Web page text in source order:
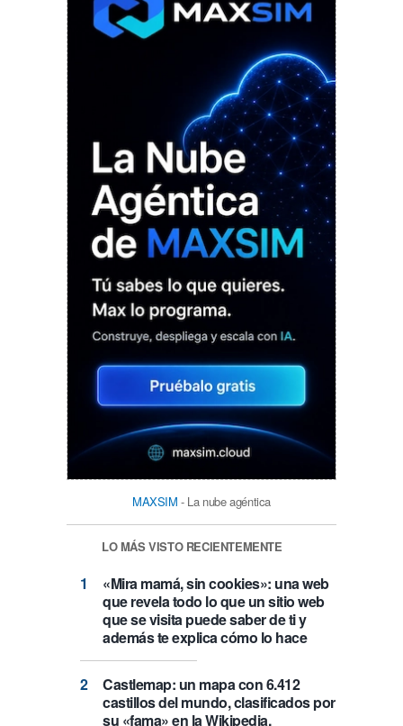
MAXSIM - La nube agéntica
LO MÁS VISTO RECIENTEMENTE
«Mira mamá, sin cookies»: una web
que revela todo lo que un sitio web
que se visita puede saber de ti y
además te explica cómo lo hace
Castlemap: un mapa con 6.412
castillos del mundo, clasificados por
su «fama» en la Wikipedia.